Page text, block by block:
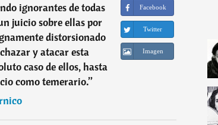
ignorantes de todas
juicio sobre ellas por
distorsionado
y atacar esta
caso de ellos, hasta
como temerario.”
Facebook
Twitter
Imagen